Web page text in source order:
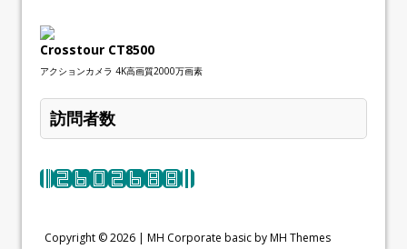
Crosstour CT8500
アクションカメラ 4K高画質2000万画素
訪問者数
Copyright © 2026 | MH Corporate basic by MH Themes